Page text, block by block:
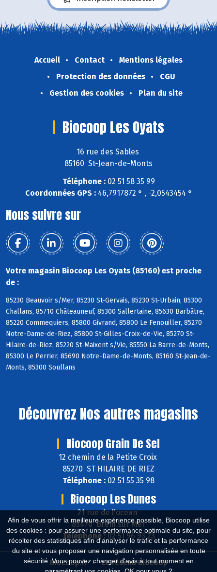
Afin de vous offrir la meilleure expérience possible, Biocoop utilise
des cookies : pour assurer une performance optimale du site, pour
récolter des statistiques afin d'analyser le trafic et la performance
du site et vous proposer une navigation personnalisée en toute
sécurité. Vous pouvez changer d'avis à tout moment en
Accueil Contact
Mentions légales
Protection des données
CGU
Gestion des cookies
Plan du site
Biocoop Les Oyats
16 rue des Sables
85160 St-Jean-de-Monts
Téléphone :02 51 58 35 99
Coordonnées GPS :46,7917872 ° , -2,0543454 °
Nous suivre sur
Votre magasin Biocoop Les Oyats (85160) est proche
de :
85230 Beauvoir s/Mer, 85230 St-Gervais, 85230 St-Urbain, 85300
Challans, 85710 Châteauneuf, 85300 Sallertaine, 85630 Barbâtre,
85220 Commequiers, 85800 Givrand, 85800 Le Fenouiller, 85270
Notre-Dame-de-Riez, 85800 St-Gilles-Croix-de-Vie, 85270 St-
Hilaire-de-Riez, 85220 St-Maixent s/Vie, 85550 La Barre-de-Monts,
85300 Le Perrier, 85690 Notre-Dame-de-Monts, 85160 St-Jean-de-
Monts, 85300 Soullans
Découvrez Nos autres magasins
Biocoop Grain De Sel
12 chemin de la Petite Croix
85270 ST HILAIRE DE RIEZ
Téléphone : 02 51 55 35 98
Biocoop Les Dunes
21 rue de l'ocean
85470 Brem sur Mer
Téléphone :02 51 96 93 23
Biocoop.fr
Le réseau Biocoop